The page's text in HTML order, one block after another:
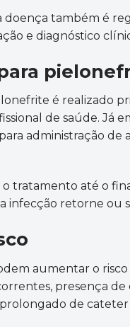
doença também é
e diagnóstico
é realizado
de saúde. Já
administração de
tratamento até o
infecção retorne ou
aumentar o
presença
de cateter